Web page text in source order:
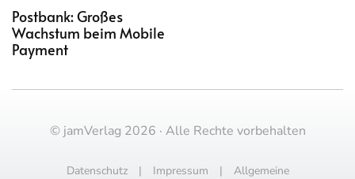
Postbank: Großes
Wachstum beim Mobile
Payment
© jamVerlag 2026 · Alle Rechte vorbehalten
Datenschutz| Impressum | Allgemeine